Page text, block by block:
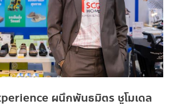
ผนึกพันธมิตร ชูโมเดล